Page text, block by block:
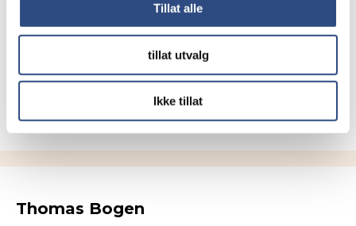
Tillat alle
tillat utvalg
Ikke tillat
Send en e-post
Thomas Bogen